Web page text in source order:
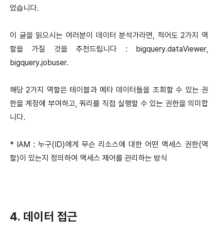
었습니다.
이 글을 읽으시는 여러분이 데이터 분석가라면, 적어도 2가지 역
할을 가질 것을 추천드립니다 : bigquery.dataViewer,
bigquery.jobuser.
해당 2가지 역할은 테이블과 메타 데이터들을 조회할 수 있는 권
한을 계정에 부여하고, 쿼리를 직접 실행할 수 있는 권한을 의미합
니다.
* IAM : 누구(ID)에게 무슨 리소스에 대한 어떤 액세스 권한(역
할)이 있는지 정의하여 액세스 제어를 관리하는 방식
4. 데이터 접근